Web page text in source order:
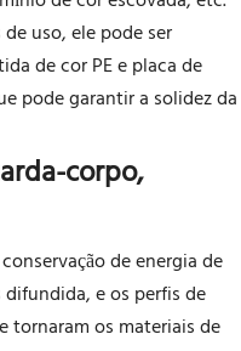
uso, ele pode ser
de cor PE e placa de
pode garantir a solidez da
corpo,
de energia de
e os perfis de
tornaram os materiais de